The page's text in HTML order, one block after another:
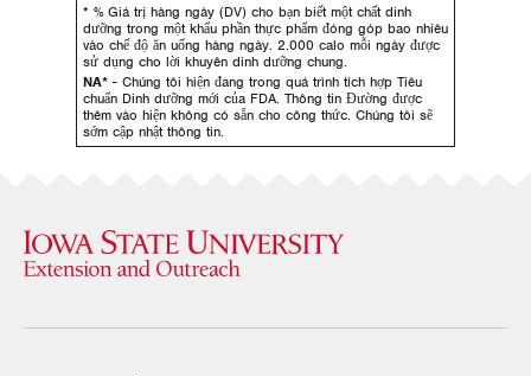
* % Giá trị hàng ngày (DV) cho bạn biết một chất dinh
dưỡng trong một khẩu phần thực phẩm đóng góp bao nhiêu
vào chế độ ăn uống hàng ngày. 2.000 calo mỗi ngày được
sử dụng cho lời khuyên dinh dưỡng chung.
NA* - Chúng tôi hiện đang trong quá trình tích hợp Tiêu
chuẩn Dinh dưỡng mới của FDA. Thông tin Đường được
thêm vào hiện không có sẵn cho công thức. Chúng tôi sẽ
sớm cập nhật thông tin.